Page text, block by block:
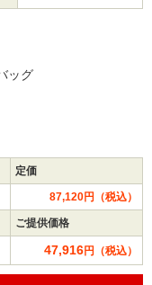
ッグ
定価
87,120円（税込）
ご提供価格
47,916円（税込）